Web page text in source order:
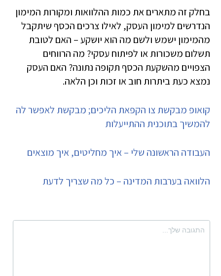
בחלק זה מתארים את כמות ההלוואות ומקורות המימון
הנדרשים למימון העסק, לאילו צרכים הכסף שיתקבל
מהמימון ישמש ולשם מה הוא יושקע – האם לטובת
תשלום משכורות או לפיתוח עסקי? מה הרווחים
הצפויים מהשקעת הכסף תקופה נתונה? האם העסק
נמצא כעת ביתרות חוב או זכות וכן הלאה.
קואופ מבקשת צו הקפאת הליכים; מבקשת לאפשר לה
להמשיך בתוכנית ההתייעלות
העבודה הראשונה שלי – איך מחליטים, איך מוצאים
הלוואה בערבות המדינה – כל מה שצריך לדעת